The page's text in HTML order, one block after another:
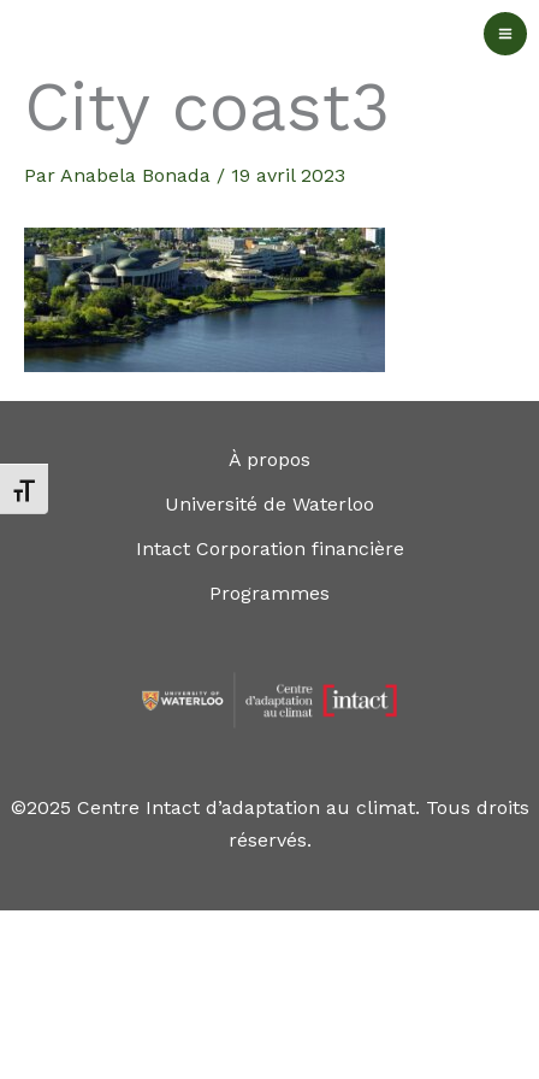
Changer la taille de la police
contenu
City coast3
Par Anabela Bonada / 19 avril 2023
À propos
Université de Waterloo
Intact Corporation financière
Programmes
©2025 Centre Intact d’adaptation au climat. Tous droits
réservés.